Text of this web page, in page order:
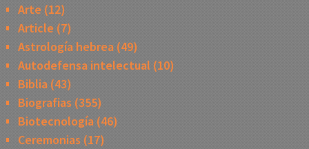
Arte (12)
Article (7)
Astrología hebrea(49)
Autodefensa intelectual (10)
Biblia(43)
Biografias (355)
Biotecnología(46)
Ceremonias (17)